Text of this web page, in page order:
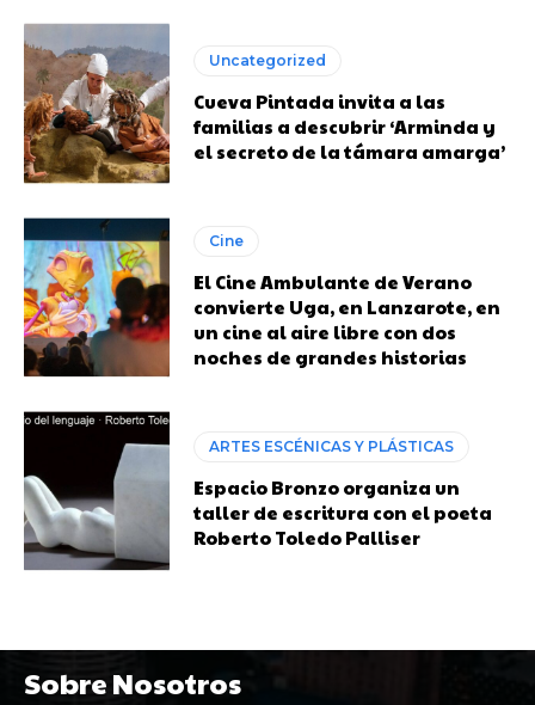
Uncategorized
Cueva Pintada invita a las
familias a descubrir ‘Arminda y
el secreto de la támara amarga’
Cine
El Cine Ambulante de Verano
convierte Uga, en Lanzarote, en
un cine al aire libre con dos
noches de grandes historias
ARTES ESCÉNICAS Y PLÁSTICAS
Espacio Bronzo organiza un
taller de escritura con el poeta
Roberto Toledo Palliser
Sobre Nosotros